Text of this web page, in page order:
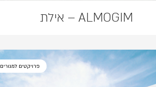
ALMOGIM – אילת
פרויקטים למגורים